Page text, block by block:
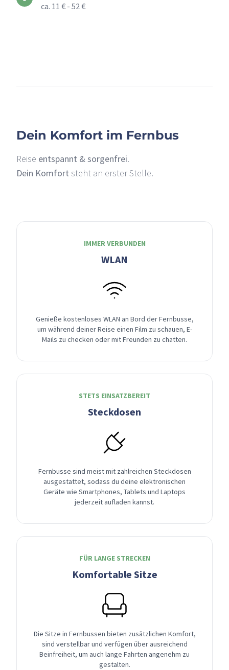
ca. 11 € - 52 €
Dein Komfort im Fernbus
Reise entspannt & sorgenfrei.
Dein Komfort steht an erster Stelle.
IMMER VERBUNDEN
WLAN
Genieße kostenloses WLAN an Bord der Fernbusse,
um während deiner Reise einen Film zu schauen, E-
Mails zu checken oder mit Freunden zu chatten.
STETS EINSATZBEREIT
Steckdosen
Fernbusse sind meist mit zahlreichen Steckdosen
ausgestattet, sodass du deine elektronischen
Geräte wie Smartphones, Tablets und Laptops
jederzeit aufladen kannst.
FÜR LANGE STRECKEN
Komfortable Sitze
Die Sitze in Fernbussen bieten zusätzlichen Komfort,
sind verstellbar und verfügen über ausreichend
Beinfreiheit, um auch lange Fahrten angenehm zu
gestalten.